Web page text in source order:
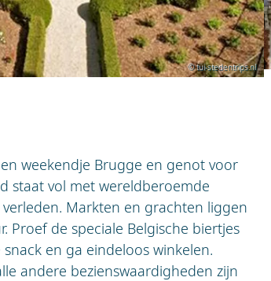
© tui-stedentrips.nl
weekendje Brugge en genot voor
staat vol met wereldberoemde
Markten en grachten liggen
Proef de speciale Belgische biertjes
en ga eindeloos winkelen.
andere bezienswaardigheden zijn